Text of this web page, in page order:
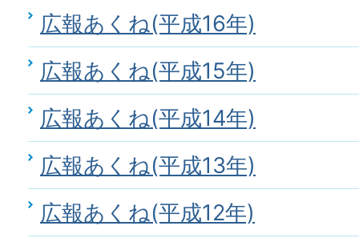
広報あくね(平成16年)
広報あくね(平成15年)
広報あくね(平成14年)
広報あくね(平成13年)
広報あくね(平成12年)